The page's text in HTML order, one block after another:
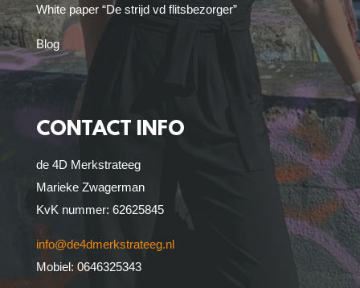
White paper “De strijd vd flitsbezorger”
Blog
CONTACT INFO
de 4D Merkstrateeg
Marieke Zwagerman
KvK nummer: 62625845
info@de4dmerkstrateeg.nl
Mobiel: 0646325343